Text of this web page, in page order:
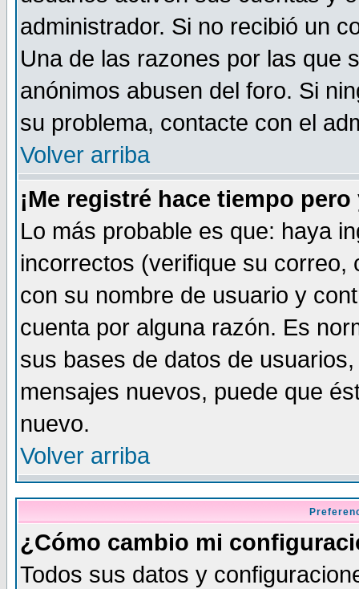
administrador. Si no recibió un
Una de las razones por las que
anónimos abusen del foro. Si
su problema, contacte con el
Volver arriba
¡Me registré hace tiempo
Lo más probable es que: haya
incorrectos (verifique su
con su nombre de usuario y
cuenta por alguna razón. Es
sus bases de datos de
mensajes nuevos, puede que
nuevo.
Volver arriba
¿Cómo cambio mi
Todos sus datos y